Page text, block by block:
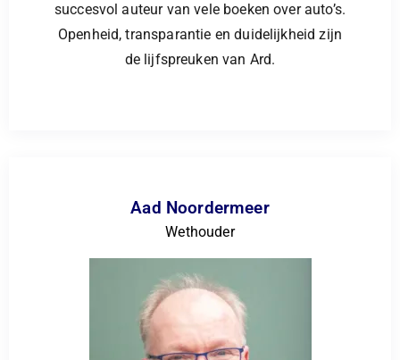
succesvol auteur van vele boeken over auto’s.
Openheid, transparantie en duidelijkheid zijn
de lijfspreuken van Ard.
Aad Noordermeer
Wethouder